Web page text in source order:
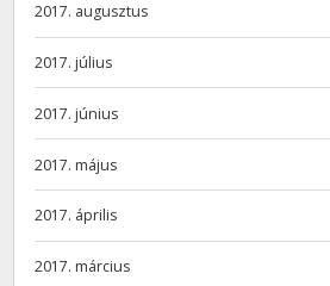
2017. augusztus
2017. július
2017. június
2017. május
2017. április
2017. március